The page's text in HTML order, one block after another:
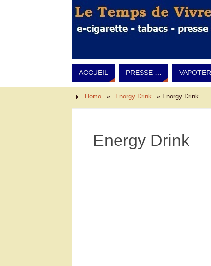
ACCUEIL PRESSE … VAPOTER
Home » Energy Drink » Energy Drink
Energy Drink